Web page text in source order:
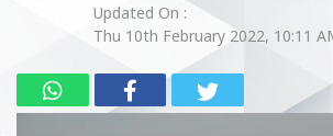
Updated On :
Thu 10th February 2022, 10:11